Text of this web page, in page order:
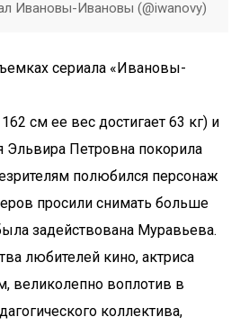
Ивановы-Ивановы (@iwanovy)
сериала «Ивановы-
см ее вес достигает 63 кг) и
Эльвира Петровна покорила
полюбился персонаж
просили снимать больше
задействована Муравьева.
любителей кино, актриса
великолепно воплотив в
коллектива,